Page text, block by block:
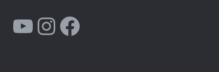
YouTube Instagram Facebook